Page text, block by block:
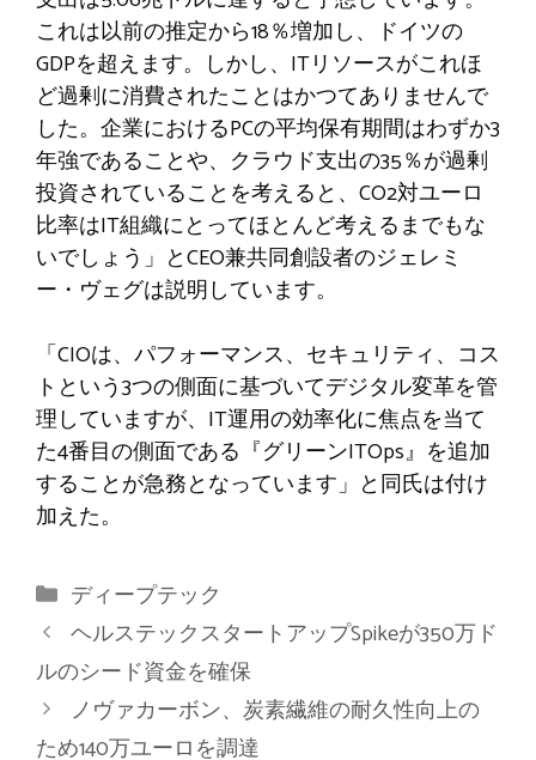
これは以前の推定から18％増加し、ドイツの
GDPを超えます。しかし、ITリソースがこれほ
ど過剰に消費されたことはかつてありませんで
した。企業におけるPCの平均保有期間はわずか3
年強であることや、クラウド支出の35％が過剰
投資されていることを考えると、CO2対ユーロ
比率はIT組織にとってほとんど考えるまでもな
いでしょう」とCEO兼共同創設者のジェレミ
ー・ヴェグは説明しています。
「CIOは、パフォーマンス、セキュリティ、コス
トという3つの側面に基づいてデジタル変革を管
理していますが、IT運用の効率化に焦点を当て
た4番目の側面である『グリーンITOps』を追加
することが急務となっています」と同氏は付け
加えた。
カ
テ
ゴ
リ
ー
ディープテック
ヘルステックスタートアップSpikeが350万ド
ルのシード資金を確保
ノヴァカーボン、炭素繊維の耐久性向上の
ため140万ユーロを調達